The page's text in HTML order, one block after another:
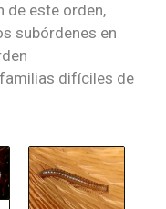
de este orden,
subórdenes en
difíciles de